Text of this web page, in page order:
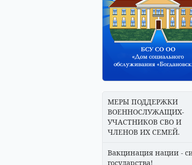
МЕРЫ ПОДДЕРЖКИ
ВОЕННОСЛУЖАЩИХ-
УЧАСТНИКОВ СВО И
ЧЛЕНОВ ИХ СЕМЕЙ.
Вакцинация нации -
государства!